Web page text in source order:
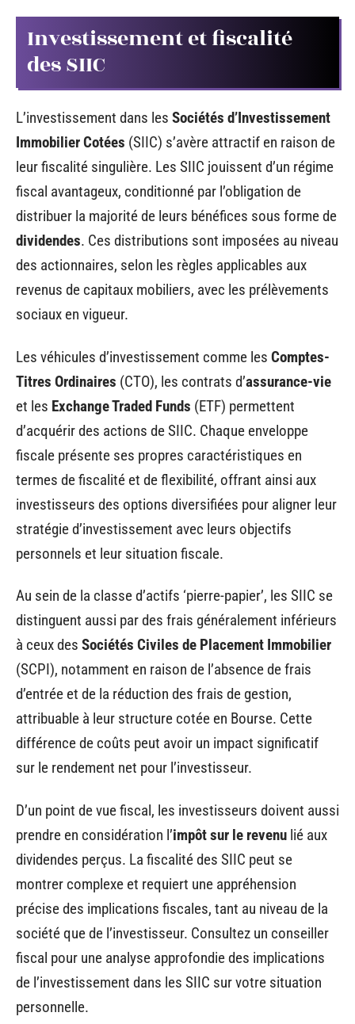
Investissement et fiscalité
des SIIC
L’investissement dans les Sociétés d’Investissement
Immobilier Cotées (SIIC) s’avère attractif en raison de
leur fiscalité singulière. Les SIIC jouissent d’un régime
fiscal avantageux, conditionné par l’obligation de
distribuer la majorité de leurs bénéfices sous forme de
dividendes. Ces distributions sont imposées au niveau
des actionnaires, selon les règles applicables aux
revenus de capitaux mobiliers, avec les prélèvements
sociaux en vigueur.
Les véhicules d’investissement comme les Comptes-
Titres Ordinaires (CTO), les contrats d’assurance-vie
et les Exchange Traded Funds (ETF) permettent
d’acquérir des actions de SIIC. Chaque enveloppe
fiscale présente ses propres caractéristiques en
termes de fiscalité et de flexibilité, offrant ainsi aux
investisseurs des options diversifiées pour aligner leur
stratégie d’investissement avec leurs objectifs
personnels et leur situation fiscale.
Au sein de la classe d’actifs ‘pierre-papier’, les SIIC se
distinguent aussi par des frais généralement inférieurs
à ceux des Sociétés Civiles de Placement Immobilier
(SCPI), notamment en raison de l’absence de frais
d’entrée et de la réduction des frais de gestion,
attribuable à leur structure cotée en Bourse. Cette
différence de coûts peut avoir un impact significatif
sur le rendement net pour l’investisseur.
D’un point de vue fiscal, les investisseurs doivent aussi
prendre en considération l’impôt sur le revenu lié aux
dividendes perçus. La fiscalité des SIIC peut se
montrer complexe et requiert une appréhension
précise des implications fiscales, tant au niveau de la
société que de l’investisseur. Consultez un conseiller
fiscal pour une analyse approfondie des implications
de l’investissement dans les SIIC sur votre situation
personnelle.